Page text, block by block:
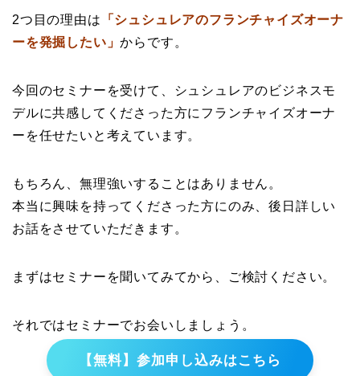
2つ目の理由は 「シュシュレアのフランチャイズオーナ
ーを発掘したい」からです。
今回のセミナーを受けて、シュシュレアのビジネスモ
デルに共感してくださった方にフランチャイズオーナ
ーを任せたいと考えています。
もちろん、無理強いすることはありません。
本当に興味を持ってくださった方にのみ、後日詳しい
お話をさせていただきます。
まずはセミナーを聞いてみてから、ご検討ください。
それではセミナーでお会いしましょう。
【無料】参加申し込みはこちら